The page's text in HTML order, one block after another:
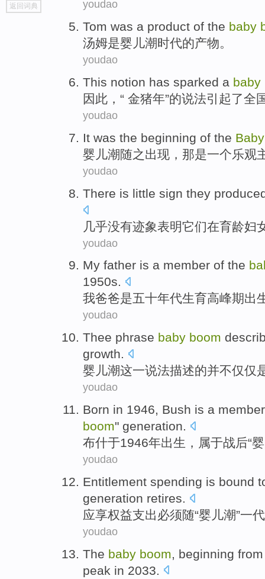
top
返回词典 youdao
Tom was a product of the baby
汤姆是婴儿潮时代的产物。
youdao
This notion has sparked a baby
因此，“ 金猪年”的说法引起了全
youdao
It was the beginning of the Baby
婴儿潮随之出现 ， 那是一个乐观
youdao
There is little sign they
几乎没有迹象表明它们在育龄妇
youdao
My father is a member of the
1950s.
我爸爸是五十年代生育高峰期出
youdao
Thee phrase baby boom
growth.
婴儿潮这一说法描述的并不仅仅
youdao
Born in 1946, Bush is a member
boom" generation.
布什于1946年出生 ， 属于战后“
youdao
Entitlement spending is bound
generation retires.
应享权益支出必须随“婴儿潮”一代
youdao
The baby boom beginning from
peak in 2033.